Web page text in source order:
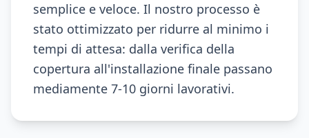
semplice e veloce. Il nostro processo è
stato ottimizzato per ridurre al minimo i
tempi di attesa: dalla verifica della
copertura all'installazione finale passano
mediamente 7-10 giorni lavorativi.